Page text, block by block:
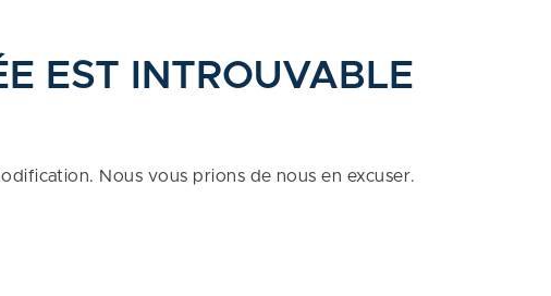
EST INTROUVABLE
Nous vous prions de nous en excuser.